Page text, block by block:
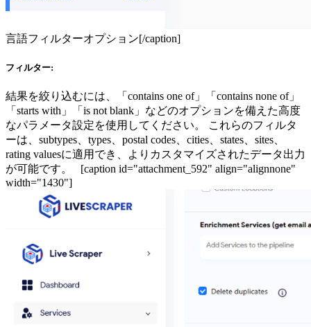
言語フィルターオプション[/caption]
フィルター:
結果を絞り込むには、「contains one of」「contains none of」
「starts with」「is not blank」などのオプションを備えた高度
なパラメータ設定を使用してください。 これらのフィルタ
ーは、subtypes、types、postal codes、cities、states、sites、
rating valuesに適用でき、よりカスタマイズされたデータ出力
が可能です。 [caption id="attachment_592" align="alignnone"
width="1430"]